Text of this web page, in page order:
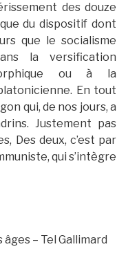
des douze
du dispositif dont
que le socialisme
la versification
ou à la
En tout
qui, de nos jours, a
Justement pas
Des deux, c’est par
qui s’intègre
– Tel Gallimard